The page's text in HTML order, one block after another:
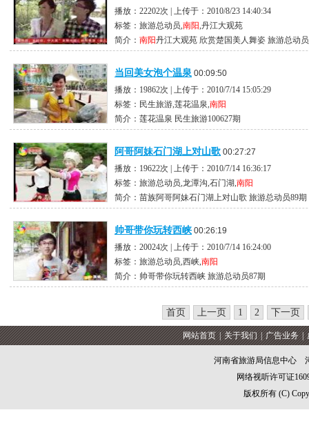
播放：22202次 | 上传于：2010/8/23 14:40:34
标签：旅游总动员,南阳,丹江大观苑
简介： 南阳丹江大观苑 欣赏楚国美人舞姿 旅游总动
当回美女泡个温泉 00:09:50
播放：19862次 | 上传于：2010/7/14 15:05:29
标签：民生旅游,莲花温泉,南阳
简介：莲花温泉 民生旅游100627期
阿哥阿妹石门湖上对山歌 00:27:27
播放：19622次 | 上传于：2010/7/14 16:36:17
标签：旅游总动员,龙潭沟,石门湖,南阳
简介：苗族阿哥阿妹石门湖上对山歌 旅游总动员89期
帅哥带你玩转西峡 00:26:19
播放：20024次 | 上传于：2010/7/14 16:24:00
标签：旅游总动员,西峡,南阳
简介：帅哥带你玩转西峡 旅游总动员87期
首页 上一页 1 2 下一页
网站首页 | 关于我们 | 广告业务 |
河南省旅游局信息中心
网络视听许可证
版权所有 (C)